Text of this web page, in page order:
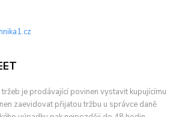
je prodávající povinen vystavit kupujícímu
zaevidovat přijatou tržbu u správce daně